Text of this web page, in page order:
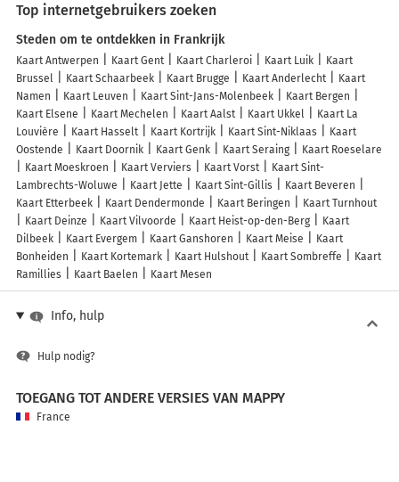
Top internetgebruikers zoeken
Steden om te ontdekken in Frankrijk
Kaart Antwerpen Kaart Gent Kaart Charleroi Kaart Luik
Kaart
Brussel
Kaart Schaarbeek Kaart Brugge Kaart Anderlecht
Kaart
Namen
Kaart Leuven Kaart Sint-Jans-Molenbeek
Kaart Bergen
Kaart Elsene
Kaart Mechelen Kaart Aalst Kaart Ukkel
Kaart La
Louvière
Kaart Hasselt Kaart Kortrijk Kaart Sint-Niklaas
Kaart
Oostende
Kaart Doornik Kaart Genk Kaart Seraing
Kaart Roeselare
Kaart Moeskroen
Kaart Verviers Kaart Vorst
Kaart Sint-
Lambrechts-Woluwe
Kaart Jette Kaart Sint-Gillis
Kaart Beveren
Kaart Etterbeek
Kaart Dendermonde Kaart Beringen
Kaart Turnhout
Kaart Deinze
Kaart Vilvoorde Kaart Heist-op-den-Berg
Kaart
Dilbeek
Kaart Evergem Kaart Ganshoren Kaart Meise
Kaart
Bonheiden
Kaart Kortemark Kaart Hulshout Kaart Sombreffe
Kaart
Ramillies
Kaart Baelen Kaart Mesen
Info, hulp
Hulp nodig?
TOEGANG TOT ANDERE VERSIES VAN MAPPY
France